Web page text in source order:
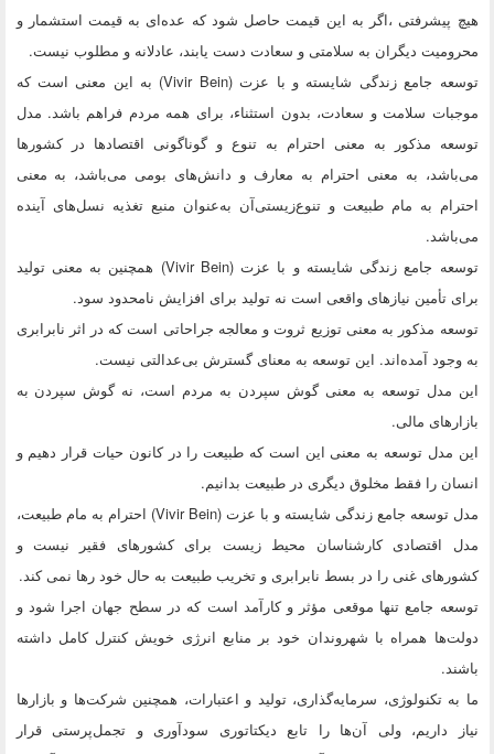
هیچ پیشرفتی ،اگر به این قیمت حاصل شود که عده‌ای به قیمت استشمار و
محرومیت دیگران به سلامتی و سعادت دست یابند، عادلانه و مطلوب نیست.
توسعه جامع زندگی شایسته و با عزت (Vivir Bein) به این معنی است که
موجبات سلامت و سعادت، بدون استثناء، ‌برای همه مردم فراهم باشد. مدل
توسعه مذکور به معنی احترام به تنوع و گوناگونی اقتصادها در کشورها
می‌باشد، به معنی احترام به معارف و دانش‌های بومی می‌باشد،‌ به معنی
احترام به مام طبیعت و تنوع‌زیستی‌آن به‌عنوان منبع تغذیه نسل‌های آینده
می‌باشد.
توسعه جامع زندگی شایسته و با عزت (Vivir Bein) همچنین به معنی تولید
برای تأمین نیازهای واقعی است نه تولید برای افزایش نامحدود سود.
توسعه مذکور به معنی توزیع ثروت و معالجه جراحاتی است که در اثر نابرابری
به وجود آمده‌اند. این توسعه به معنای گسترش بی‌عدالتی نیست.
این مدل توسعه به معنی گوش سپردن به مردم است، نه گوش سپردن به
بازارهای مالی.
این مدل توسعه به معنی این است که طبیعت را در کانون حیات قرار دهیم و
انسان را فقط مخلوق دیگری در طبیعت بدانیم.
مدل توسعه جامع زندگی شایسته و با عزت (Vivir Bein) احترام به مام طبیعت،
مدل اقتصادی کارشناسان محیط زیست برای کشورهای فقیر نیست و
کشورهای غنی را در بسط نابرابری و تخریب طبیعت به حال خود رها نمی کند.
توسعه جامع تنها موقعی مؤثر و کارآمد است که در سطح جهان اجرا شود و
دولت‌ها همراه با شهروندان خود بر منابع انرژی خویش کنترل کامل داشته
باشند.
ما به تکنولوژی، سرمایه‌گذاری، تولید و اعتبارات، همچنین شرکت‌ها و بازارها
نیاز داریم، ولی آن‌ها را تابع دیکتاتوری سودآوری و تجمل‌پرستی قرار